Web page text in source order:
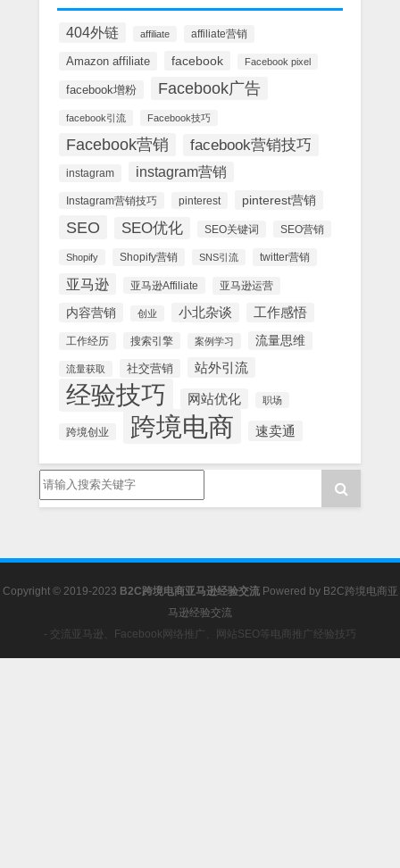
404外链 affiliate affiliate营销
Amazon affiliate facebook Facebook pixel
facebook增粉 Facebook广告
facebook引流 Facebook技巧
Facebook营销 facebook营销技巧
instagram instagram营销
Instagram营销技巧 pinterest pinterest营销
SEO SEO优化 SEO关键词 SEO营销
Shopify Shopify营销 SNS引流 twitter营销
亚马逊 亚马逊Affiliate 亚马逊运营
内容营销 创业 小北杂谈 工作感悟
工作经历 搜索引擎 案例学习 流量思维
流量获取 社交营销 站外引流
经验技巧 网站优化 职场
跨境创业 跨境电商 速卖通
Copyright © 2019-2023 B2C跨境电商亚马逊经验交流 Powered by B2C跨境电商亚
马逊经验交流
- 交流亚马逊、Facebook网络推广、网站SEO等电商推广经验技巧